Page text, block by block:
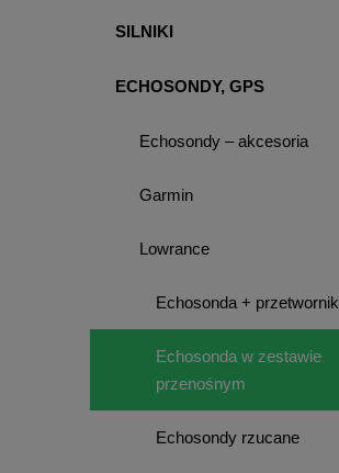
SILNIKI
ECHOSONDY, GPS
Echosondy – akcesoria
Garmin
Lowrance
Echosonda + przetwornik
Echosonda w zestawie
przenośnym
Echosondy rzucane